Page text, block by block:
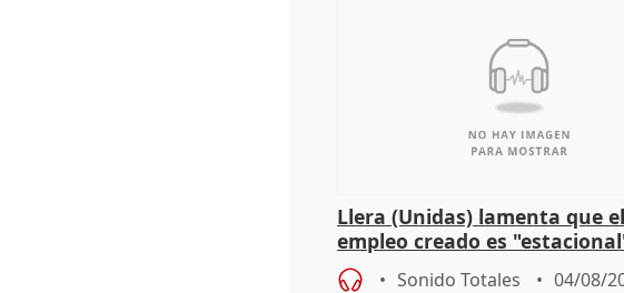
Llera (Unidas) lamenta que el
empleo creado es
"esfumará" al acabar el
Sonido Totales 04/08/